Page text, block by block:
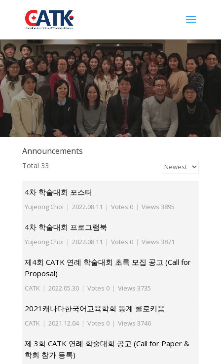
Announcements
Total 33
4차 학술대회 포스터
Yujeong Choi | 2022.08.11 | Votes 0 | Views 3895
4차 학술대회 프로그램북
Yujeong Choi | 2022.08.11 | Votes 0 | Views 3871
제4회 CATK 연례 학술대회 초록 모집 공고 (Call for
Proposal)
CATK | 2022.05.30 | Votes 0 | Views 3735
2021캐나다한국어교육학회 동계 콜로키움
CATK | 2021.12.04 | Votes 0 | Views 3746
제 3회 CATK 연례 학술대회 공고 (Call for Paper &
학회 참가 등록)